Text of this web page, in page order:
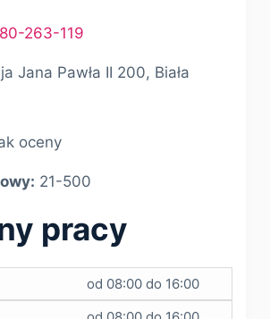
263-119
Jana Pawła II 200, Biała
oceny
21-500
pracy
od 08:00 do 16:00